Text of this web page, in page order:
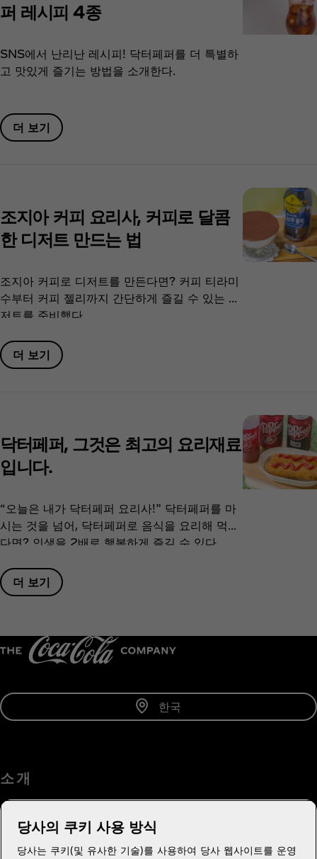
퍼 레시피 4종
SNS에서 난리난 레시피! 닥터페퍼를 더 특별하
고 맛있게 즐기는 방법을 소개한다.
더 보기​
조지아 커피 요리사, 커피로 달콤
한 디저트 만드는 법
조지아 커피로 디저트를 만든다면? 커피 티라미
수부터 커피 젤리까지 간단하게 즐길 수 있는 디
저트를 준비했다.
더 보기
닥터페퍼, 그것은 최고의 요리재료
입니다.
“오늘은 내가 닥터페퍼 요리사!” 닥터페퍼를 마
시는 것을 넘어, 닥터페퍼로 음식을 요리해 먹는
다면? 인생을 2배로 행복하게 즐길 수 있다.
더 보기
한국
소 개
당사의 쿠키 사용 방식
당사는 쿠키(및 유사한 기술)를 사용하여 당사 웹사이트를 운영